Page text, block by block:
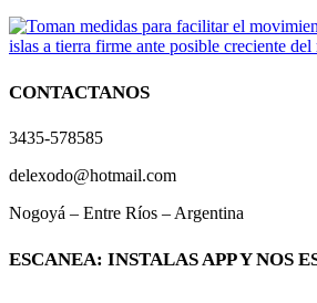
CONTACTANOS
3435-578585
delexodo@hotmail.com
Nogoyá – Entre Ríos – Argentina
ESCANEA: INSTALAS APP Y NOS